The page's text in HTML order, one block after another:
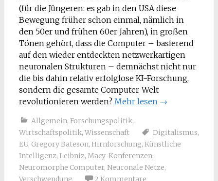
(für die Jüngeren: es gab in den USA diese
Bewegung früher schon einmal, nämlich in
den 50er und frühen 60er Jahren), in großen
Tönen gehört, dass die Computer – basierend
auf den wieder entdeckten netzwerkartigen
neuronalen Strukturen – demnächst nicht nur
die bis dahin relativ erfolglose KI-Forschung,
sondern die gesamte Computer-Welt
revolutionieren werden? Mehr lesen →
Allgemein, Forschungspolitik,
Wirtschaftspolitik, Wissenschaft Digitalismus,
EU, Gregory Bateson, Hirnforschung, Künstliche
Intelligenz, Leibniz, Macy-Konferenzen,
Neuromorphe Computer, Neuronale Netze,
Verschwendung
2 Kommentare